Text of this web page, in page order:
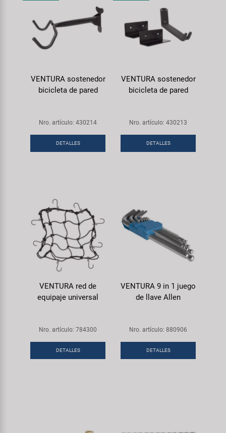
VENTURA sostenedor
bicicleta de pared
Nro. artículo: 430214
DETALLES
VENTURA sostenedor
bicicleta de pared
Nro. artículo: 430213
DETALLES
VENTURA red de
equipaje universal
Nro. artículo: 784300
DETALLES
VENTURA 9 in 1 juego
de llave Allen
Nro. artículo: 880906
DETALLES